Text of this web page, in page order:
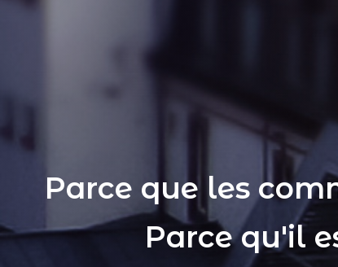
Parce que les
Parce qu'il